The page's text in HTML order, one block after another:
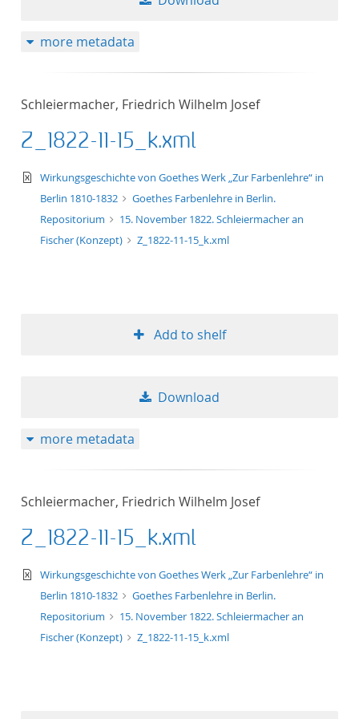
more metadata
Schleiermacher, Friedrich Wilhelm Josef
Z_1822-11-15_k.xml
text/xml
Wirkungsgeschichte von Goethes Werk „Zur Farbenlehre“ in
Berlin 1810-1832
Goethes Farbenlehre in Berlin.
Repositorium
15. November 1822. Schleiermacher an
Fischer (Konzept)
Z_1822-11-15_k.xml
Add to shelf
Download
more metadata
Schleiermacher, Friedrich Wilhelm Josef
Z_1822-11-15_k.xml
text/xml
Wirkungsgeschichte von Goethes Werk „Zur Farbenlehre“ in
Berlin 1810-1832
Goethes Farbenlehre in Berlin.
Repositorium
15. November 1822. Schleiermacher an
Fischer (Konzept)
Z_1822-11-15_k.xml